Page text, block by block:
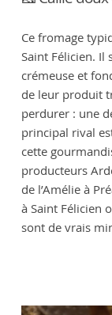
Ce fromage
Saint Félicien. Il
crémeuse et
de leur produit
perdurer : une
principal rival
cette
producteurs
de l’Amélie à
à Saint Félicien
sont de vrais